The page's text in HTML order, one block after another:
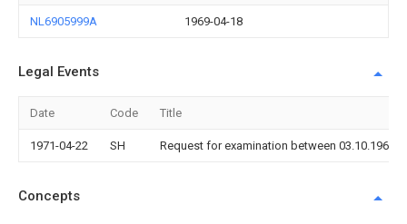
NL6905999A 1969-04-18
Legal Events
Date Code Title
1971-04-22 SH Request for examination between 03.10.1968
Concepts